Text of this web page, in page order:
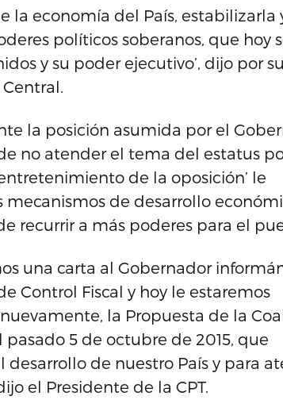
la economía del País, estabilizarla
políticos soberanos, que hoy
y su poder ejecutivo’, dijo por
la posición asumida por el
no atender el tema del estatus
de la oposición’ le
de desarrollo
recurrir a más poderes para el
una carta al Gobernador
Control Fiscal y hoy le estaremos
la Propuesta de la
5 de octubre de 2015, que
de nuestro País y para
el Presidente de la CPT.